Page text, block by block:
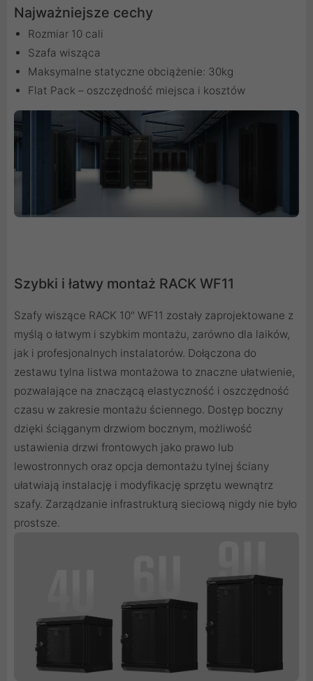
Najważniejsze cechy
Rozmiar 10 cali
Szafa wisząca
Maksymalne statyczne obciążenie: 30kg
Flat Pack – oszczędność miejsca i kosztów
Szybki i łatwy montaż RACK WF11
Szafy wiszące RACK 10" WF11 zostały zaprojektowane z
myślą o łatwym i szybkim montażu, zarówno dla laików,
jak i profesjonalnych instalatorów. Dołączona do
zestawu tylna listwa montażowa to znaczne ułatwienie,
pozwalające na znaczącą elastyczność i oszczędność
czasu w zakresie montażu ściennego. Dostęp boczny
dzięki ściąganym drzwiom bocznym, możliwość
ustawienia drzwi frontowych jako prawo lub
lewostronnych oraz opcja demontażu tylnej ściany
ułatwiają instalację i modyfikację sprzętu wewnątrz
szafy. Zarządzanie infrastrukturą sieciową nigdy nie było
prostsze.